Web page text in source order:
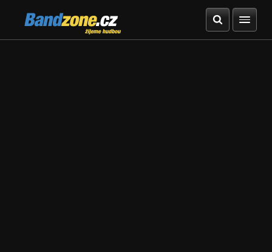
Bandzone.cz
žijeme hudbou